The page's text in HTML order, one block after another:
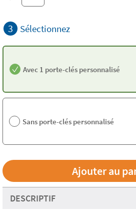
3 Sélectionnez
Avec 1 porte-clés personnalisé
Sans porte-clés personnalisé
DESCRIPTIF